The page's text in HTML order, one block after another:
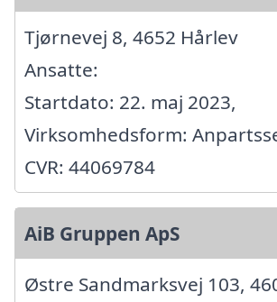
Tjørnevej 8, 4652 Hårlev
Ansatte:
Startdato: 22. maj 2023,
Virksomhedsform:
CVR: 44069784
AiB Gruppen ApS
Østre Sandmarksvej 103,